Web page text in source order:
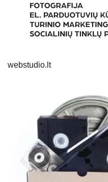
webstudio.lt